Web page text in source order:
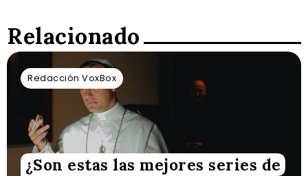
Relacionado
Redacción VoxBox
¿Son estas las mejores series de